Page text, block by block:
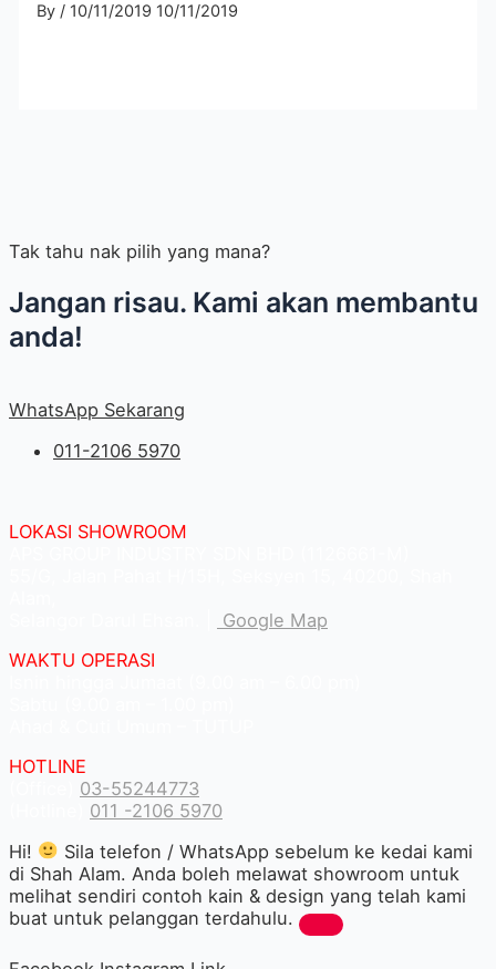
By / 10/11/2019 10/11/2019
Tak tahu nak pilih yang mana?
Jangan risau. Kami akan membantu
anda!
WhatsApp Sekarang
011-2106 5970
LOKASI SHOWROOM
Google Map
WAKTU OPERASI
HOTLINE
03-55244773
011 -2106 5970
Hi!
Sila telefon / WhatsApp sebelum ke kedai kami
di Shah Alam. Anda boleh melawat showroom untuk
melihat sendiri contoh kain & design yang telah kami
buat untuk pelanggan terdahulu.